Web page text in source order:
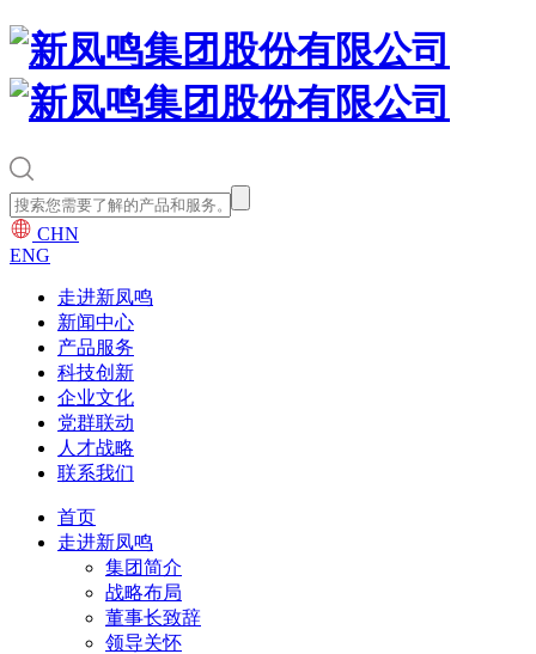
CHN
ENG
走进新凤鸣
新闻中心
产品服务
科技创新
企业文化
党群联动
人才战略
联系我们
首页
走进新凤鸣
集团简介
战略布局
董事长致辞
领导关怀